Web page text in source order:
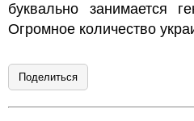
буквально занимается
Огромное количество
Поделиться